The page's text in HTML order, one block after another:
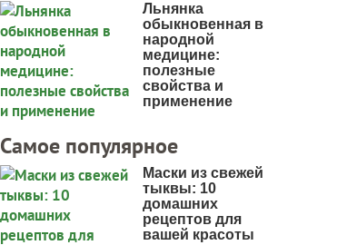
Льнянка
обыкновенная в
народной
медицине:
полезные
свойства и
применение
Самое популярное
Маски из свежей
тыквы: 10
домашних
рецептов для
вашей красоты